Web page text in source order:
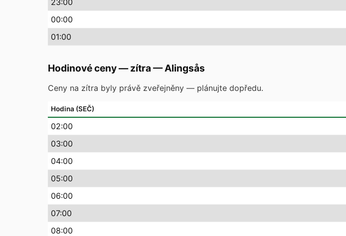
23:00
00:00
01:00
Hodinové ceny — zítra —Alingsås
Ceny na zítra byly právě zveřejněny — plánujte dopředu.
Hodina (SEČ)
02:00
03:00
04:00
05:00
06:00
07:00
08:00